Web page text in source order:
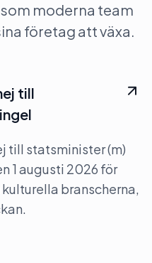
moderna team
företag att växa.
till
till statsminister (m)
1 augusti 2026 för
branscherna,